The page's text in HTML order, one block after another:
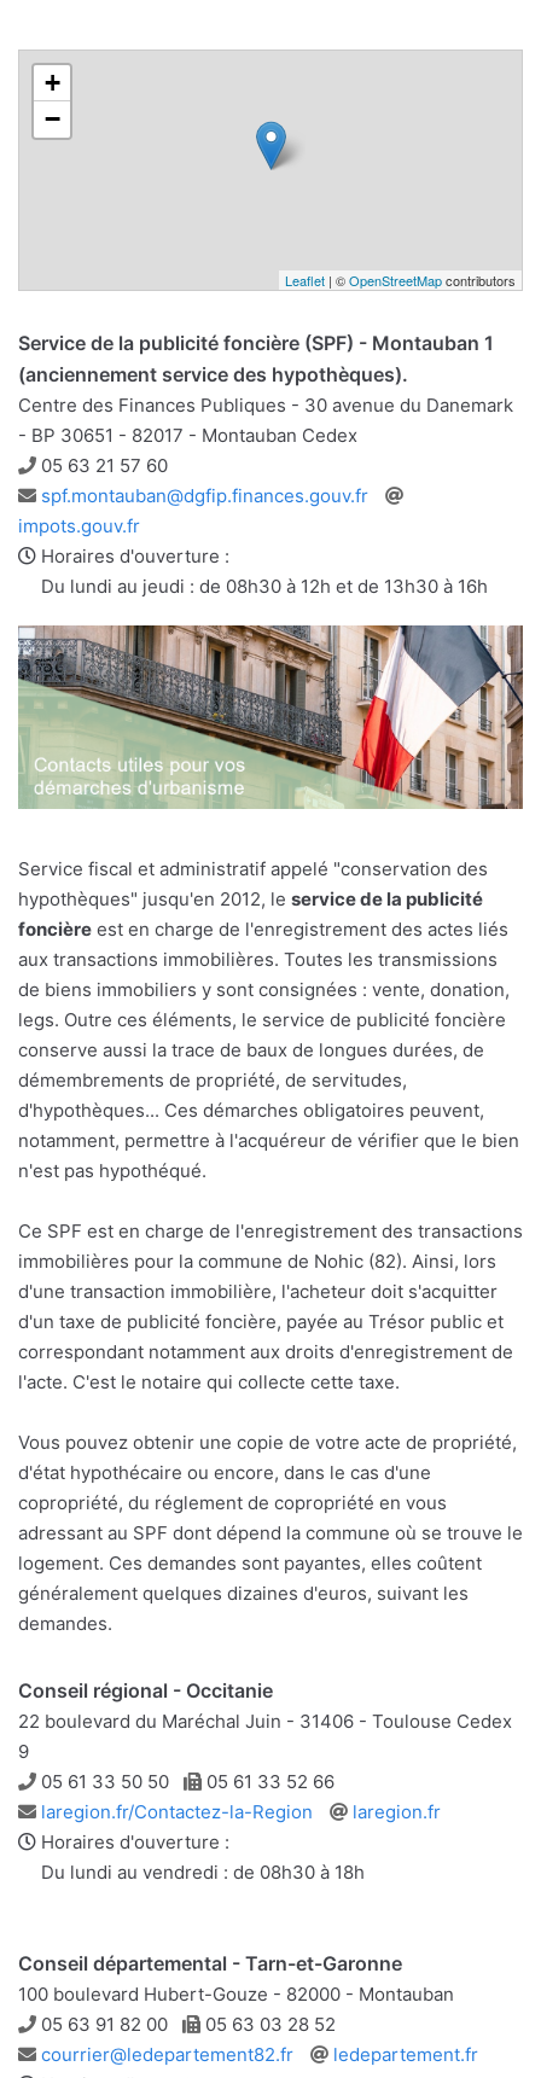
+
−
Leaflet | ©OpenStreetMapcontributors
Service de la publicité foncière (SPF) - Montauban 1
(anciennement service des hypothèques).
Centre des Finances Publiques - 30 avenue du Danemark
- BP 30651 - 82017 - Montauban Cedex
Téléphone
05 63 21 57 60
Adresse
e-
mail
spf.montauban@dgfip.finances.gouv.fr
impots.gouv.fr
Horaires d'ouverture :
Du lundi au jeudi : de 08h30 à 12h et de 13h30 à 16h
Service fiscal et administratif appelé "conservation des
hypothèques" jusqu'en 2012, le service de la publicité
foncière est en charge de l'enregistrement des actes liés
aux transactions immobilières. Toutes les transmissions
de biens immobiliers y sont consignées : vente, donation,
legs. Outre ces éléments, le service de publicité foncière
conserve aussi la trace de baux de longues durées, de
démembrements de propriété, de servitudes,
d'hypothèques... Ces démarches obligatoires peuvent,
notamment, permettre à l'acquéreur de vérifier que le bien
n'est pas hypothéqué.
Ce SPF est en charge de l'enregistrement des transactions
immobilières pour la commune de Nohic (82). Ainsi, lors
d'une transaction immobilière, l'acheteur doit s'acquitter
d'un taxe de publicité foncière, payée au Trésor public et
correspondant notamment aux droits d'enregistrement de
l'acte. C'est le notaire qui collecte cette taxe.
Vous pouvez obtenir une copie de votre acte de propriété,
d'état hypothécaire ou encore, dans le cas d'une
copropriété, du réglement de copropriété en vous
adressant au SPF dont dépend la commune où se trouve le
logement. Ces demandes sont payantes, elles coûtent
généralement quelques dizaines d'euros, suivant les
demandes.
Conseil régional - Occitanie
22 boulevard du Maréchal Juin - 31406 - Toulouse Cedex
9
Téléphone
05 61 33 50 50 Télécopie
05 61 33 52 66
Adresse
e-
mail
laregion.fr/Contactez-la-Region
Site
laregion.fr
Horaires d'ouverture :
Du lundi au vendredi : de 08h30 à 18h
Conseil départemental - Tarn-et-Garonne
100 boulevard Hubert-Gouze - 82000 - Montauban
Téléphone
05 63 91 82 00 Télécopie
05 63 03 28 52
Adresse
courrier@ledepartement82.fr
Site
ledepartement.fr